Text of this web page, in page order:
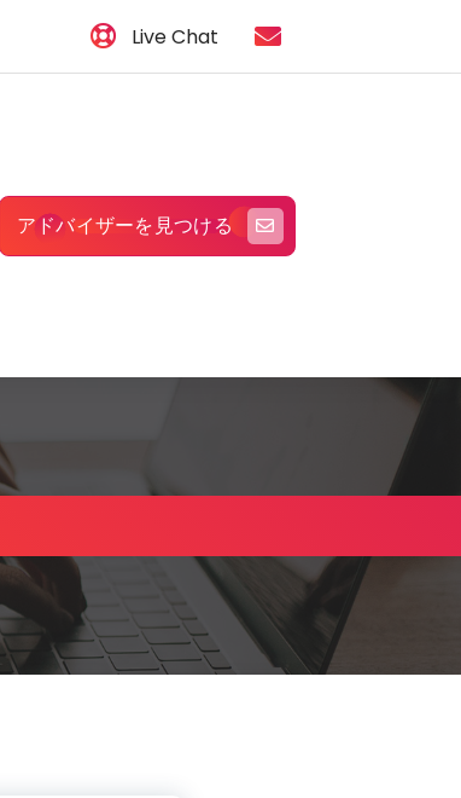
Live Chat
アドバイザーを見つける